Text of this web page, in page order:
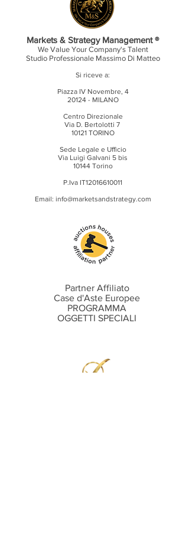
Markets & Strategy Management ®
We Value Your Company's Talent
Studio Professionale Massimo Di Matteo
Si riceve a:
Piazza IV Novembre, 4
20124 - MILANO
Centro Direzionale
Via D. Bertolotti 7
10121 TORINO
Sede Legale e Ufficio
Via Luigi Galvani 5 bis
10144 Torino
P.Iva IT12016610011
Email: info@marketsandstrategy.com
Partner Affiliato
Case d'Aste Europee
PROGRAMMA
OGGETTI SPECIALI